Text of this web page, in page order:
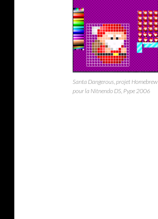
Santa Dangerous, projet Homebrew
pour la Nitnendo DS, Pype 2006